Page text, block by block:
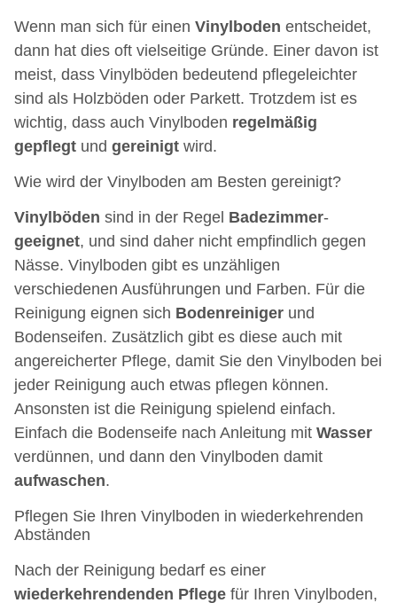
Wenn man sich für einen Vinylboden entscheidet,
dann hat dies oft vielseitige Gründe. Einer davon ist
meist, dass Vinylböden bedeutend pflegeleichter
sind als Holzböden oder Parkett. Trotzdem ist es
wichtig, dass auch Vinylboden regelmäßig
gepflegt und gereinigt wird.
Wie wird der Vinylboden am Besten gereinigt?
Vinylböden sind in der Regel Badezimmer-
geeignet, und sind daher nicht empfindlich gegen
Nässe. Vinylboden gibt es unzähligen
verschiedenen Ausführungen und Farben. Für die
Reinigung eignen sich Bodenreiniger und
Bodenseifen. Zusätzlich gibt es diese auch mit
angereicherter Pflege, damit Sie den Vinylboden bei
jeder Reinigung auch etwas pflegen können.
Ansonsten ist die Reinigung spielend einfach.
Einfach die Bodenseife nach Anleitung mit Wasser
verdünnen, und dann den Vinylboden damit
aufwaschen.
Pflegen Sie Ihren Vinylboden in wiederkehrenden
Abständen
Nach der Reinigung bedarf es einer
wiederkehrendenden Pflege für Ihren Vinylboden,